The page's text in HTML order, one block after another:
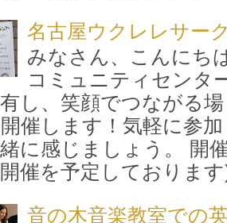
名古屋ウクレレサー
みなさん、こんにち
コミュニティセンタ
し、笑顔でつながる
催します！気軽に参
に感じましょう。 開
催を予定しておりま
音の木音楽教室での